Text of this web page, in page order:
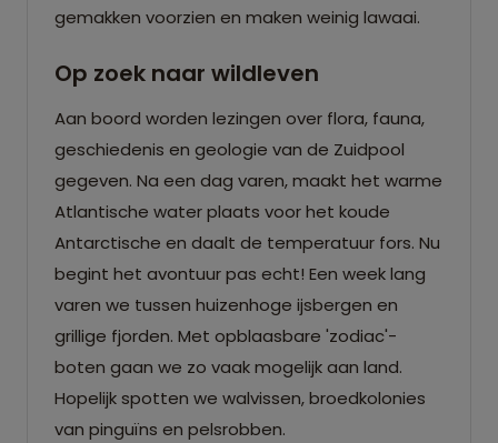
gemakken voorzien en maken weinig lawaai.
Op zoek naar wildleven
Aan boord worden lezingen over flora, fauna,
geschiedenis en geologie van de Zuidpool
gegeven. Na een dag varen, maakt het warme
Atlantische water plaats voor het koude
Antarctische en daalt de temperatuur fors. Nu
begint het avontuur pas echt! Een week lang
varen we tussen huizenhoge ijsbergen en
grillige fjorden. Met opblaasbare 'zodiac'-
boten gaan we zo vaak mogelijk aan land.
Hopelijk spotten we walvissen, broedkolonies
van pinguïns en pelsrobben.